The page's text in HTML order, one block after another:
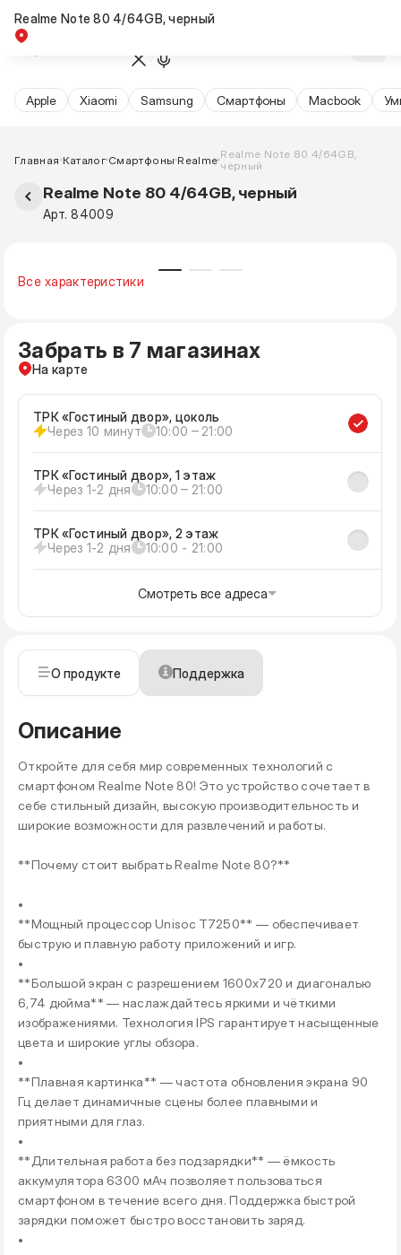
Apple Xiaomi Samsung Cмартфоны Macbook
Главная Каталог Смартфоны Realme Realme Note 80 4/64GB,
черный
Realme Note 80 4/64GB, черный
Арт. 84009
Все характеристики
Забрать в 7 магазинах
На карте
ТРК «Гостиный двор», цоколь
Через 10 минут
10:00 ‒ 21:00
ТРК «Гостиный двор», 1 этаж
Через 1-2 дня
10:00 ‒ 21:00
ТРК «Гостиный двор», 2 этаж
Через 1-2 дня
10:00 - 21:00
Смотреть все адреса
О продукте Поддержка
Описание
Откройте для себя мир современных технологий с
смартфоном Realme Note 80! Это устройство сочетает в
себе стильный дизайн, высокую производительность и
широкие возможности для развлечений и работы.
**Почему стоит выбрать Realme Note 80?**
•
**Мощный процессор Unisoc T7250** — обеспечивает
быструю и плавную работу приложений и игр.
•
**Большой экран с разрешением 1600x720 и диагональю
6,74 дюйма** — наслаждайтесь яркими и чёткими
изображениями. Технология IPS гарантирует насыщенные
цвета и широкие углы обзора.
•
**Плавная картинка** — частота обновления экрана 90
Гц делает динамичные сцены более плавными и
приятными для глаз.
•
**Длительная работа без подзарядки** — ёмкость
аккумулятора 6300 мАч позволяет пользоваться
смартфоном в течение всего дня. Поддержка быстрой
зарядки поможет быстро восстановить заряд.
•
Realme Note 80 4/64GB, черный